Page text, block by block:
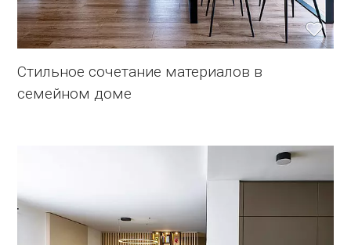
Стильное сочетание материалов в
семейном доме